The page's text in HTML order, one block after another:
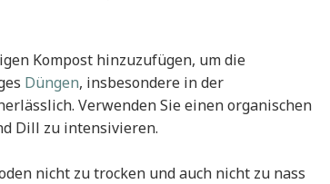
Kompost hinzuzufügen, um die
Düngen, insbesondere in der
Verwenden Sie einen organischen
Dill zu intensivieren.
nicht zu trocken und auch nicht zu nass